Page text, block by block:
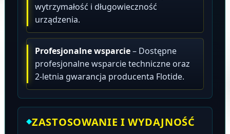
wytrzymałość i długowieczność
urządzenia.
Profesjonalne wsparcie– Dostępne
profesjonalne wsparcie techniczne oraz
2-letnia gwarancja producenta Flotide.
ZASTOSOWANIE I WYDAJNOŚĆ